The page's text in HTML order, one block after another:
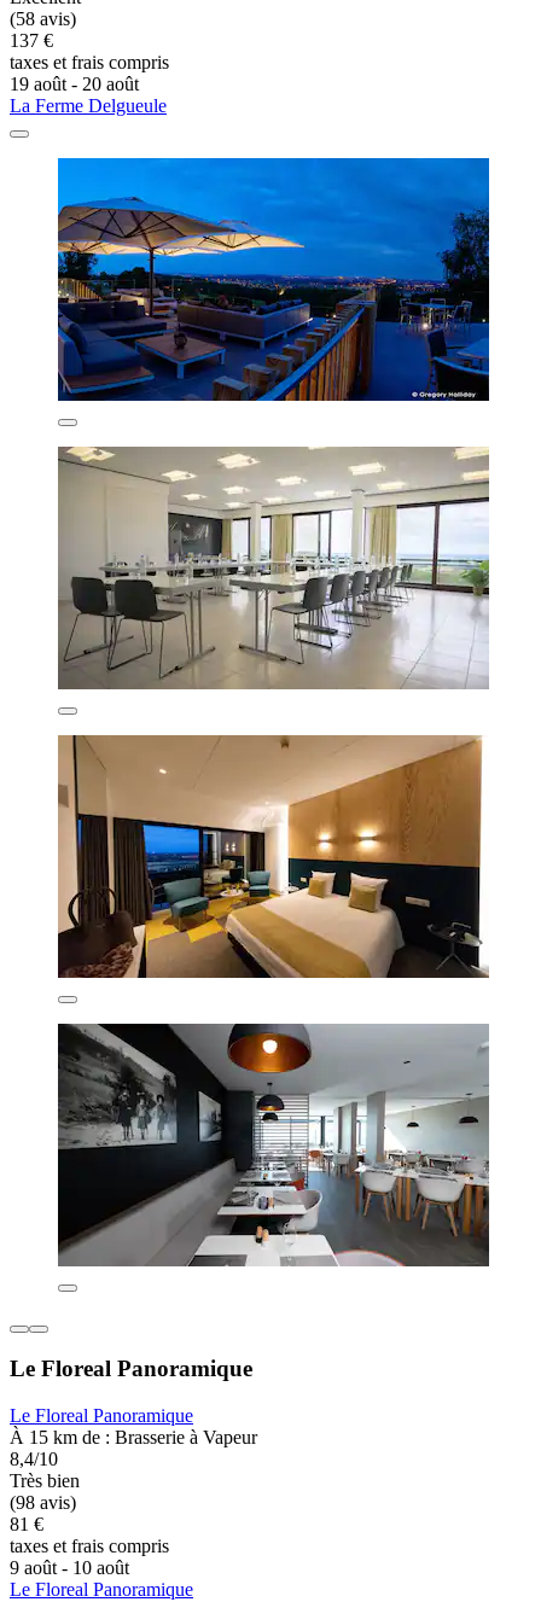
(58 avis)
137 €
taxes et frais compris
19 août - 20 août
La Ferme Delgueule
Le Floreal Panoramique
Le Floreal Panoramique
À 15 km de : Brasserie à Vapeur
8,4/10
Très bien
(98 avis)
81 €
taxes et frais compris
9 août - 10 août
Le Floreal Panoramique